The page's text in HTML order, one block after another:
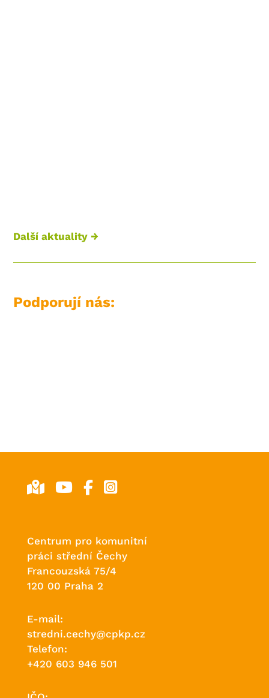
Další aktuality →
Podporují nás:
Centrum pro komunitní
práci střední Čechy
Francouzská 75/4
120 00 Praha 2
E-mail:
stredni.cechy@cpkp.cz
Telefon:
+420 603 946 501